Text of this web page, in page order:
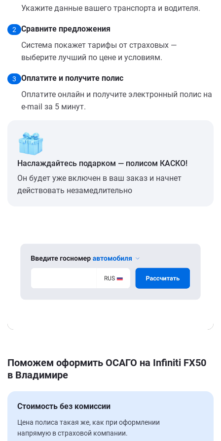
Укажите данные вашего транспорта и водителя.
2
Сравните предложения
Система покажет тарифы от страховых —
выберите лучший по цене и условиям.
3
Оплатите и получите полис
Оплатите онлайн и получите электронный полис на
e-mail за 5 минут.
Наслаждайтесь подарком — полисом КАСКО!
Он будет уже включен в ваш заказ и начнет
действовать незамедлительно
Поможем оформить ОСАГО на Infiniti FX50
в Владимире
Стоимость без комиссии
Цена полиса такая же, как при оформлении
напрямую в страховой компании.